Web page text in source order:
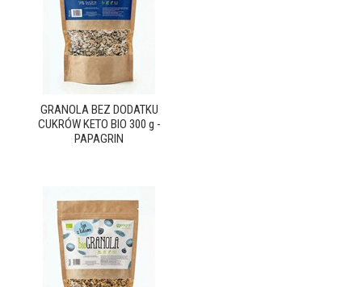
GRANOLA BEZ DODATKU
CUKRÓW KETO BIO 300 g -
PAPAGRIN